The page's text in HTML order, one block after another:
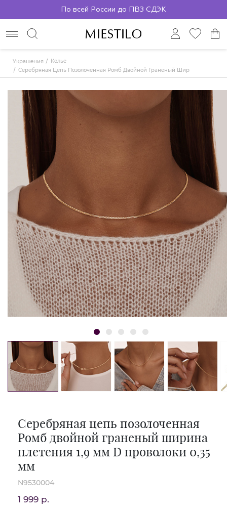
По всей России до ПВЗ СДЭК
Украшения
Колье
Серебряная Цепь Позолоченная Ромб Двойной Граненый Ширина
Серебряная цепь позолоченная
Ромб двойной граненый ширина
плетения 1,9 мм D проволоки 0,35
мм
N9530004
1 999 р.